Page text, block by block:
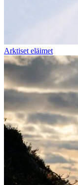
Arktiset eläimet